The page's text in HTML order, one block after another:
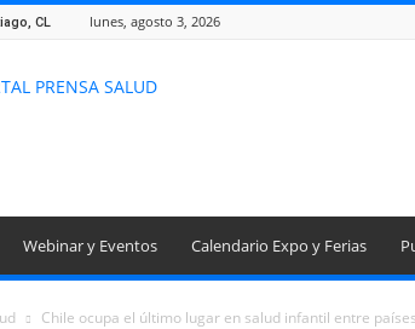
CL lunes, agosto 3, 2026
Webinar y Eventos Calendario Expo y Ferias
Chile ocupa el último lugar en salud infantil entre